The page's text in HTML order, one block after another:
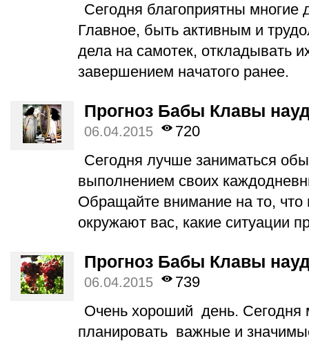
Сегодня благоприятны многие
Главное, быть активным и
дела на самотек, откладывать
завершением начатого ранее.
Прогноз Бабы Клавы
06.04.2015
720
Сегодня лучше заниматься
выполнением своих
Обращайте внимание на то, что
окружают вас, какие ситуации
Прогноз Бабы Клавы
06.04.2015
739
Очень хороший день. Сегодня
планировать важные и